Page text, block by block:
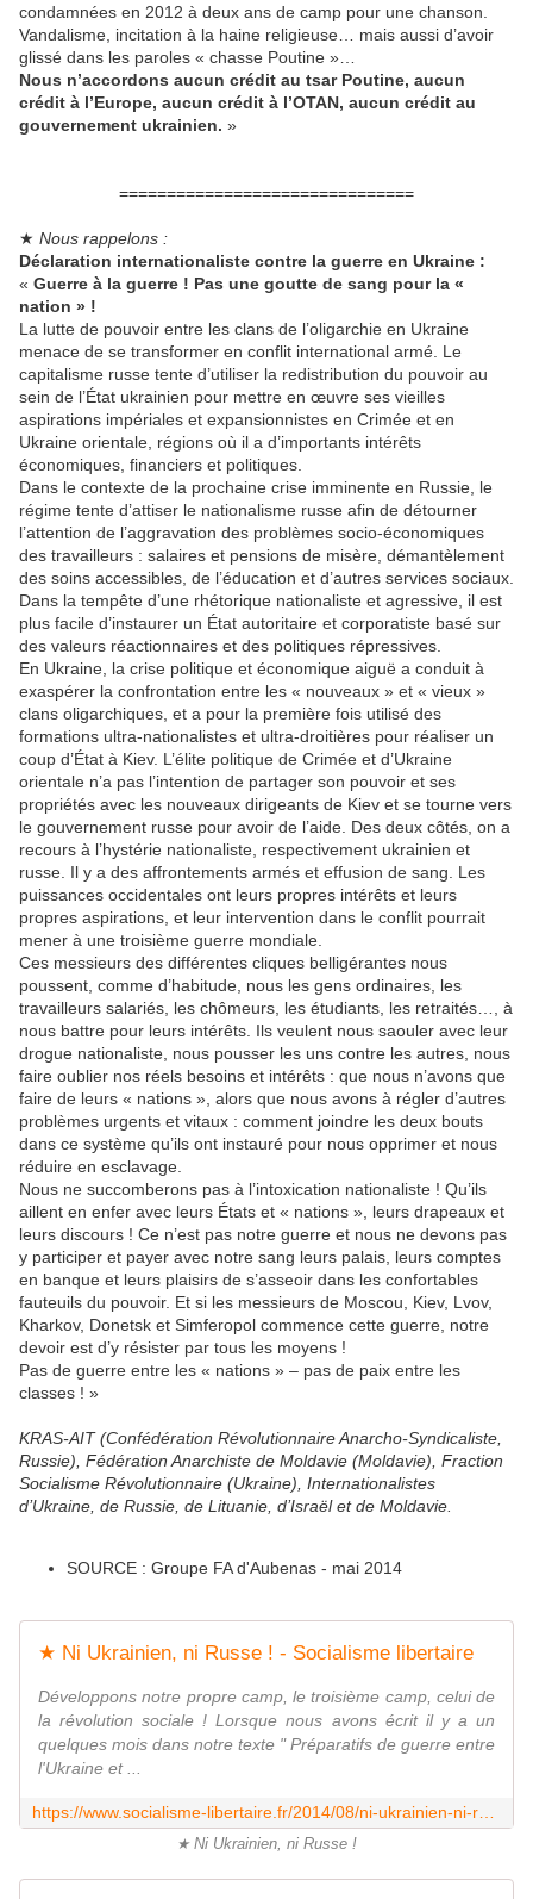
condamnées en 2012 à deux ans de camp pour une chanson.
Vandalisme, incitation à la haine religieuse… mais aussi d’avoir
glissé dans les paroles « chasse Poutine »…
Nous n’accordons aucun crédit au tsar Poutine, aucun
crédit à l’Europe, aucun crédit à l’OTAN, aucun crédit au
gouvernement ukrainien. »
===============================
★ Nous rappelons :
Déclaration internationaliste contre la guerre en Ukraine :
« Guerre à la guerre ! Pas une goutte de sang pour la «
nation » !
La lutte de pouvoir entre les clans de l’oligarchie en Ukraine
menace de se transformer en conflit international armé. Le
capitalisme russe tente d’utiliser la redistribution du pouvoir au
sein de l’État ukrainien pour mettre en œuvre ses vieilles
aspirations impériales et expansionnistes en Crimée et en
Ukraine orientale, régions où il a d’importants intérêts
économiques, financiers et politiques.
Dans le contexte de la prochaine crise imminente en Russie, le
régime tente d’attiser le nationalisme russe afin de détourner
l’attention de l’aggravation des problèmes socio-économiques
des travailleurs : salaires et pensions de misère, démantèlement
des soins accessibles, de l’éducation et d’autres services sociaux.
Dans la tempête d’une rhétorique nationaliste et agressive, il est
plus facile d’instaurer un État autoritaire et corporatiste basé sur
des valeurs réactionnaires et des politiques répressives.
En Ukraine, la crise politique et économique aiguë a conduit à
exaspérer la confrontation entre les « nouveaux » et « vieux »
clans oligarchiques, et a pour la première fois utilisé des
formations ultra-nationalistes et ultra-droitières pour réaliser un
coup d’État à Kiev. L’élite politique de Crimée et d’Ukraine
orientale n’a pas l’intention de partager son pouvoir et ses
propriétés avec les nouveaux dirigeants de Kiev et se tourne vers
le gouvernement russe pour avoir de l’aide. Des deux côtés, on a
recours à l’hystérie nationaliste, respectivement ukrainien et
russe. Il y a des affrontements armés et effusion de sang. Les
puissances occidentales ont leurs propres intérêts et leurs
propres aspirations, et leur intervention dans le conflit pourrait
mener à une troisième guerre mondiale.
Ces messieurs des différentes cliques belligérantes nous
poussent, comme d’habitude, nous les gens ordinaires, les
travailleurs salariés, les chômeurs, les étudiants, les retraités…, à
nous battre pour leurs intérêts. Ils veulent nous saouler avec leur
drogue nationaliste, nous pousser les uns contre les autres, nous
faire oublier nos réels besoins et intérêts : que nous n’avons que
faire de leurs « nations », alors que nous avons à régler d’autres
problèmes urgents et vitaux : comment joindre les deux bouts
dans ce système qu’ils ont instauré pour nous opprimer et nous
réduire en esclavage.
Nous ne succomberons pas à l’intoxication nationaliste ! Qu’ils
aillent en enfer avec leurs États et « nations », leurs drapeaux et
leurs discours ! Ce n’est pas notre guerre et nous ne devons pas
y participer et payer avec notre sang leurs palais, leurs comptes
en banque et leurs plaisirs de s’asseoir dans les confortables
fauteuils du pouvoir. Et si les messieurs de Moscou, Kiev, Lvov,
Kharkov, Donetsk et Simferopol commence cette guerre, notre
devoir est d’y résister par tous les moyens !
Pas de guerre entre les « nations » – pas de paix entre les
classes ! »
KRAS-AIT (Confédération Révolutionnaire Anarcho-Syndicaliste,
Russie), Fédération Anarchiste de Moldavie (Moldavie), Fraction
Socialisme Révolutionnaire (Ukraine), Internationalistes
d’Ukraine, de Russie, de Lituanie, d’Israël et de Moldavie.
SOURCE : Groupe FA d'Aubenas - mai 2014
★ Ni Ukrainien, ni Russe ! - Socialisme libertaire
Développons notre propre camp, le troisième camp, celui de
la révolution sociale ! Lorsque nous avons écrit il y a un
quelques mois dans notre texte " Préparatifs de guerre entre
l'Ukraine et ...
★ Ni Ukrainien, ni Russe !